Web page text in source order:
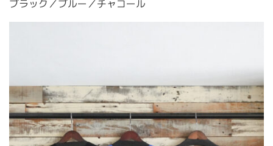
ブラック／ブルー／チャコール